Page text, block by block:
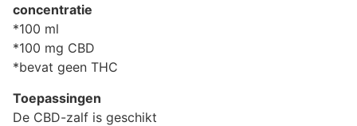
concentratie
*100 ml
*100 mg CBD
*bevat geen THC
Toepassingen
De CBD-zalf is geschikt